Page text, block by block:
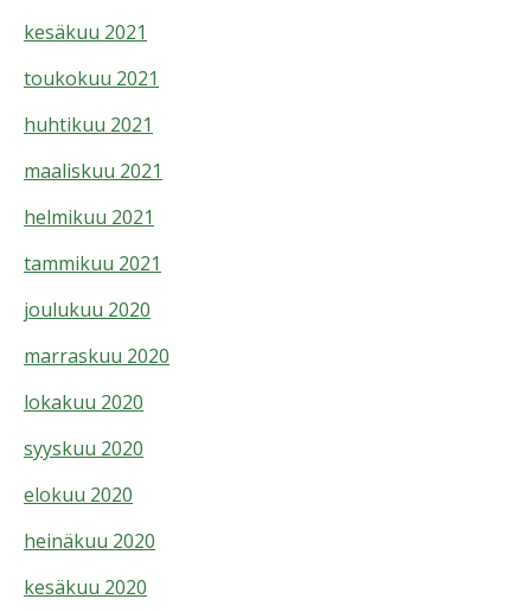
kesäkuu 2021
toukokuu 2021
huhtikuu 2021
maaliskuu 2021
helmikuu 2021
tammikuu 2021
joulukuu 2020
marraskuu 2020
lokakuu 2020
syyskuu 2020
elokuu 2020
heinäkuu 2020
kesäkuu 2020